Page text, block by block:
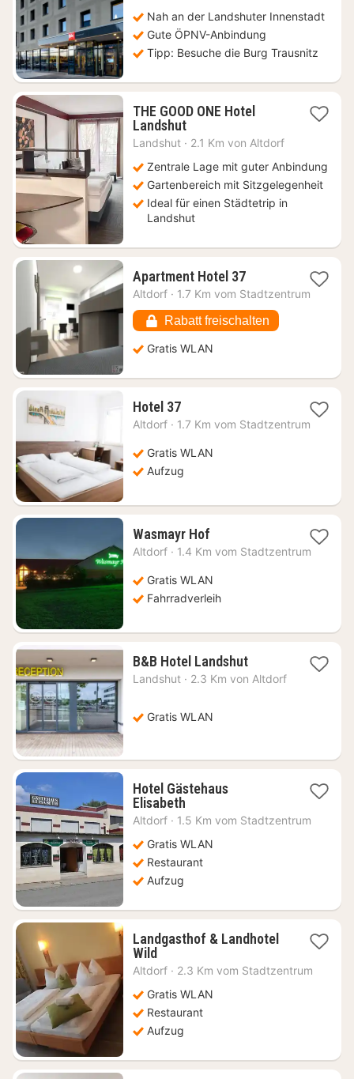
62
€
Nah an der Landshuter Innenstadt
Gute ÖPNV-Anbindung
Tipp: Besuche die Burg Trausnitz
THE GOOD ONE Hotel
Landshut1
Nacht
70,15
€
Landshut · 2.1 Km von Altdorf
Zentrale Lage mit guter Anbindung
Gartenbereich mit Sitzgelegenheit
Ideal für einen Städtetrip in
Landshut
Apartment Hotel 371
Nacht
74,01
€
Altdorf · 1.7 Km vom Stadtzentrum
Rabatt freischalten
Gratis WLAN
Hotel 371
Nacht
87,23
Altdorf · 1.7 Km vom Stadtzentrum
Gratis WLAN
Aufzug
Wasmayr Hof1
Nacht
83,46
€
Altdorf · 1.4 Km vom Stadtzentrum
Gratis WLAN
Fahrradverleih
B&B Hotel Landshut1
Nacht
Landshut · 2.3 Km von Altdorf
Gratis WLAN
Hotel Gästehaus
Elisabeth1
Nacht
84,11
€
Altdorf · 1.5 Km vom Stadtzentrum
Gratis WLAN
Restaurant
Aufzug
Landgasthof & Landhotel
Wild1
Nacht
79,91
€
Altdorf · 2.3 Km vom Stadtzentrum
Gratis WLAN
Restaurant
Aufzug